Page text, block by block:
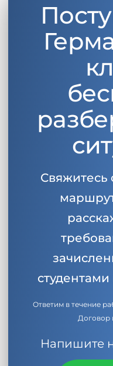
Свяжитесь
студентами
Ответим в течение
Договор
Напишите